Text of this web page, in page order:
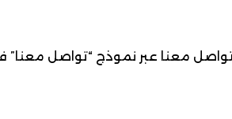
معنا عبر نموذج “تواصل معنا”